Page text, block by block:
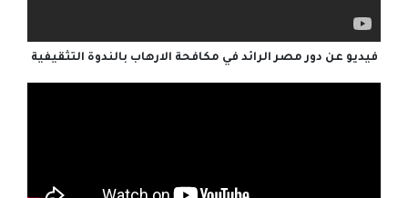
فيديو عن دور مصر الرائد في مكافحة الارهاب بالندوة التثقيفية